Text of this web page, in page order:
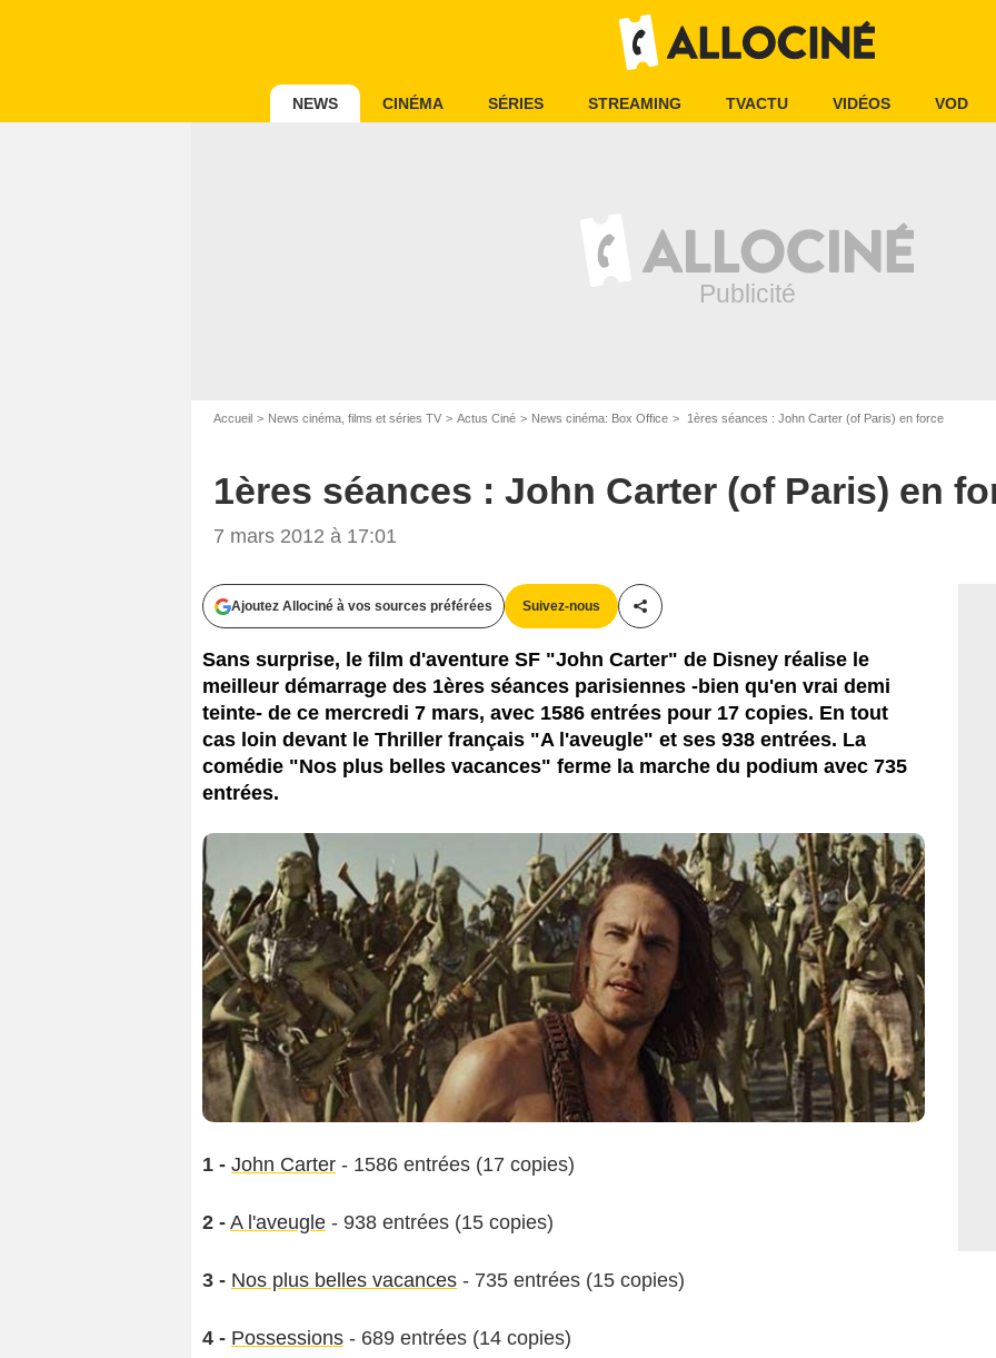
NEWS CINÉMA SÉRIES STREAMING TVACTU VIDÉOS VOD
Accueil News cinéma, films et séries TV Actus Ciné News cinéma: Box Office 1ères séances : John Carter (of Paris) en force
1ères séances : John Carter (of Paris) en
7 mars 2012 à 17:01
Ajoutez Allociné à vos sources préférées Suivez-nous
Partager cet article
Sans surprise, le film d'aventure SF "John Carter" de Disney réalise le
meilleur démarrage des 1ères séances parisiennes -bien qu'en vrai demi
teinte- de ce mercredi 7 mars, avec 1586 entrées pour 17 copies. En tout
cas loin devant le Thriller français "A l'aveugle" et ses 938 entrées. La
comédie "Nos plus belles vacances" ferme la marche du podium avec 735
entrées.
1 - John Carter - 1586 entrées (17 copies)
2 - A l'aveugle - 938 entrées (15 copies)
3 - Nos plus belles vacances - 735 entrées (15 copies)
4 - Possessions - 689 entrées (14 copies)